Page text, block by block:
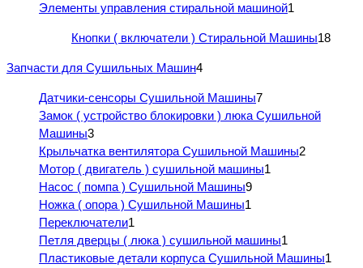
Элементы управления стиральной машиной1
Кнопки ( включатели ) Стиральной Машины18
Запчасти для Сушильных Машин4
Датчики-сенсоры Сушильной Машины7
Замок ( устройство блокировки ) люка Сушильной
Машины3
Крыльчатка вентилятора Сушильной Машины2
Мотор ( двигатель ) сушильной машины1
Насос ( помпа ) Сушильной Машины9
Ножка ( опора ) Сушильной Машины1
Переключатели1
Петля дверцы ( люка ) сушильной машины1
Пластиковые детали корпуса Сушильной Машины1